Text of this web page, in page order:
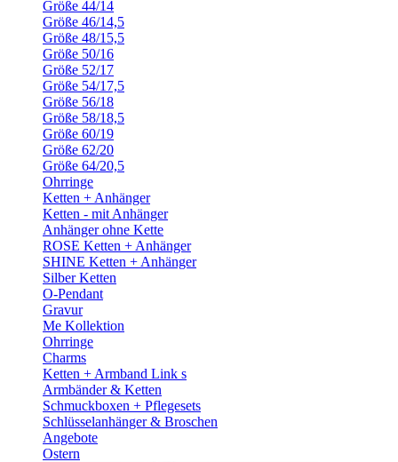
Größe 44/14
Größe 46/14,5
Größe 48/15,5
Größe 50/16
Größe 52/17
Größe 54/17,5
Größe 56/18
Größe 58/18,5
Größe 60/19
Größe 62/20
Größe 64/20,5
Ohrringe
Ketten + Anhänger
Ketten - mit Anhänger
Anhänger ohne Kette
ROSE Ketten + Anhänger
SHINE Ketten + Anhänger
Silber Ketten
O-Pendant
Gravur
Me Kollektion
Ohrringe
Charms
Ketten + Armband Link s
Armbänder & Ketten
Schmuckboxen + Pflegesets
Schlüsselanhänger & Broschen
Angebote
Ostern